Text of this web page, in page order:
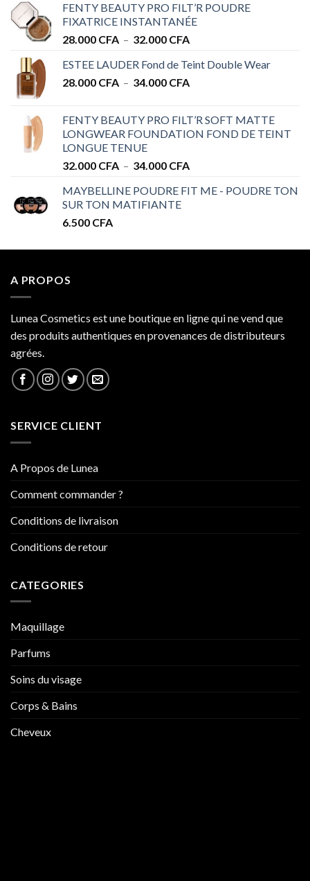
FENTY BEAUTY PRO FILT’R POUDRE
FIXATRICE INSTANTANÉE
28.000 CFA – 32.000 CFAPlage
prix :
28.000 CFA
ESTEE LAUDER Fond de Teint Double Wear
28.000 CFA – 34.000 CFAPlage
28.000 CFA
à
FENTY BEAUTY PRO FILT’R SOFT MATTE
LONGWEAR FOUNDATION FOND DE TEINT
LONGUE TENUE
32.000 CFA – 34.000 CFAPlage
prix :
MAYBELLINE POUDRE FIT ME - POUDRE TON
SUR TON MATIFIANTE
6.500 CFA
A PROPOS
Lunea Cosmetics est une boutique en ligne qui ne vend que
des produits authentiques en provenances de distributeurs
agrées.
SERVICE CLIENT
A Propos de Lunea
Comment commander ?
Conditions de livraison
Conditions de retour
CATEGORIES
Maquillage
Parfums
Soins du visage
Corps & Bains
Cheveux